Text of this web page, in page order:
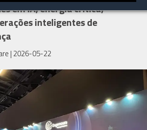
em IA, energia crítica,
inteligentes de
| 2026-05-22